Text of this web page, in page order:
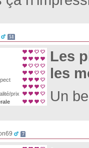
51
prix
Les
les
Un
7